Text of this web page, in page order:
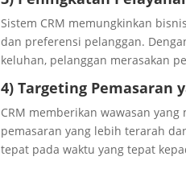
Sistem CRM memungkinkan
dan preferensi pelanggan.
keluhan, pelanggan merasakan
4) Targeting Pemasaran
CRM memberikan wawasan
pemasaran yang lebih terarah
tepat pada waktu yang tepat